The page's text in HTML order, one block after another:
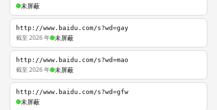
未屏蔽
http://www.baidu.com/s?wd=gay
截至 2026 年 未屏蔽
http://www.baidu.com/s?wd=mao
截至 2026 年 未屏蔽
http://www.baidu.com/s?wd=gfw
未屏蔽